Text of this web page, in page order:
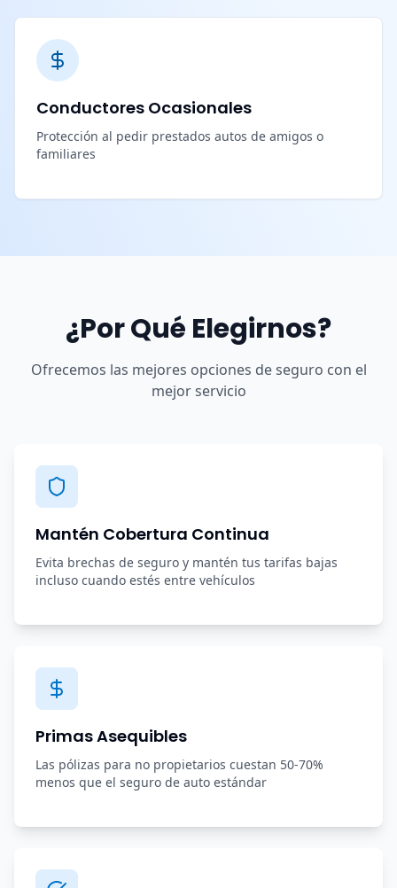
Conductores Ocasionales
Protección al pedir prestados autos de amigos o
familiares
¿Por Qué Elegirnos?
Ofrecemos las mejores opciones de seguro con el
mejor servicio
Mantén Cobertura Continua
Evita brechas de seguro y mantén tus tarifas bajas
incluso cuando estés entre vehículos
Primas Asequibles
Las pólizas para no propietarios cuestan 50-70%
menos que el seguro de auto estándar